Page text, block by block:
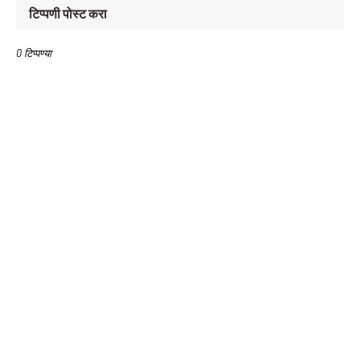
टिप्पणी पोस्ट करा
0 टिप्पण्या